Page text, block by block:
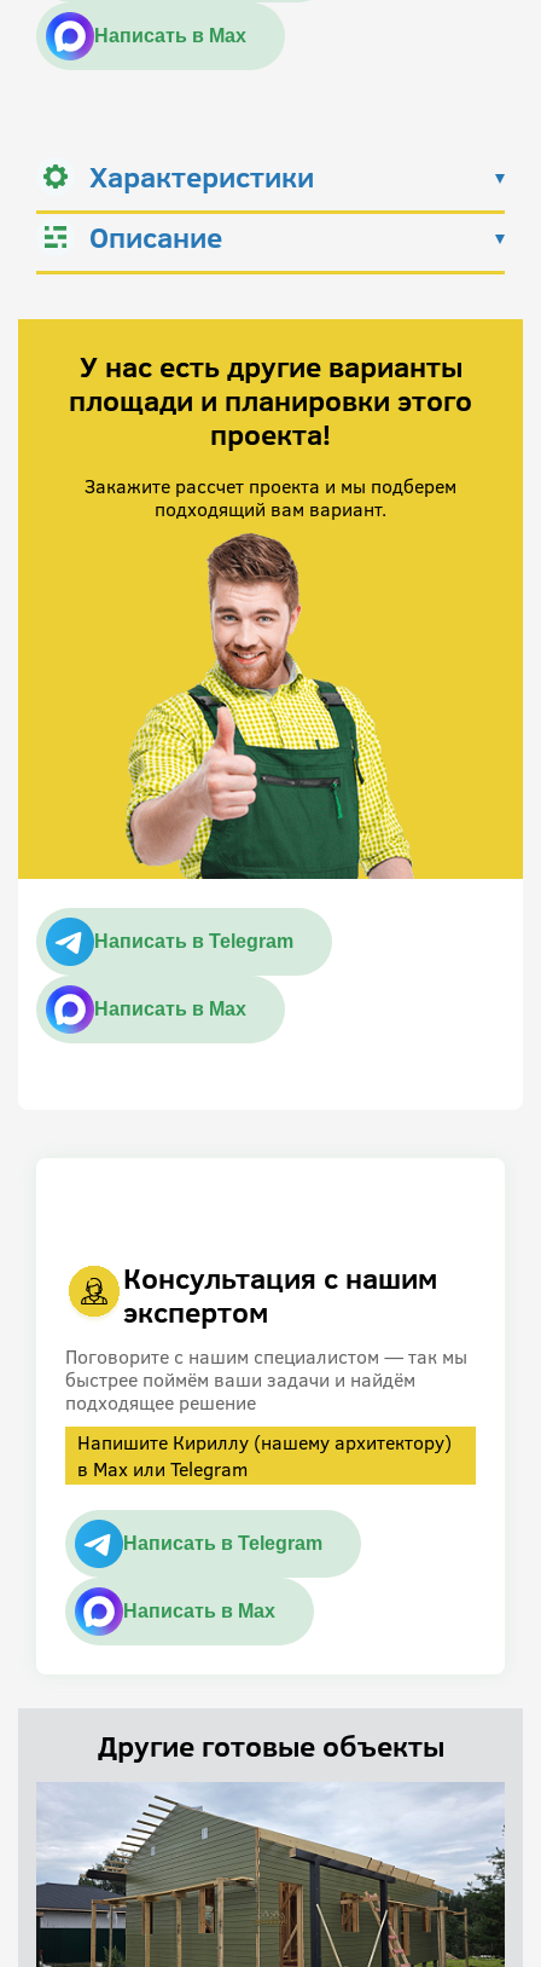
Написать в Max
Характеристики
Описание
Консультация с нашим
экспертом
Поговорите с нашим специалистом — так мы
быстрее поймём ваши задачи и найдём
подходящее решение
Напишите Кириллу (нашему архитектору)
в Max или Telegram
Написать в Telegram
Написать в Max
У нас есть другие варианты
площади и планировки этого
проекта!
Закажите рассчет проекта и мы подберем
подходящий вам вариант.
Написать в Telegram
Написать в Max
Другие готовые объекты